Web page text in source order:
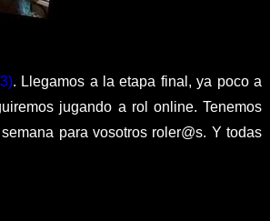
. Llegamos a la etapa final, ya poco a
jugando a rol online. Tenemos
para vosotros roler@s. Y todas